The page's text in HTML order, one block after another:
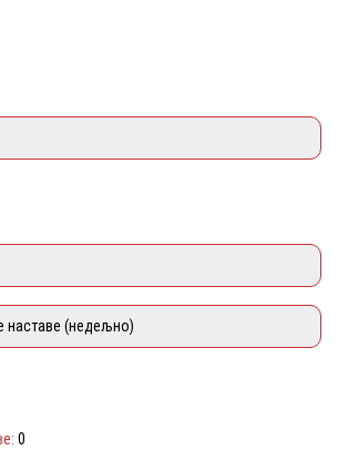
наставе (недељно)
0